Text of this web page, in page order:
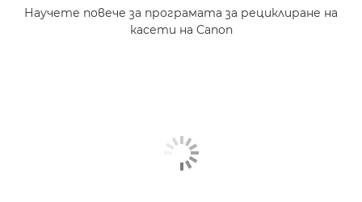
Научете повече за програмата за рециклиране на
касети на Canon